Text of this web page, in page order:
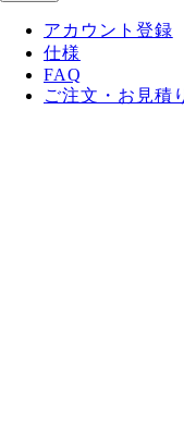
アカウント登録
仕様
FAQ
ご注文・お見積